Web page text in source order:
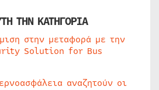
ΤΗΝ ΚΑΤΗΓΟΡΙΑ
στην μεταφορά με την
Solution for Bus
αναζητούν οι